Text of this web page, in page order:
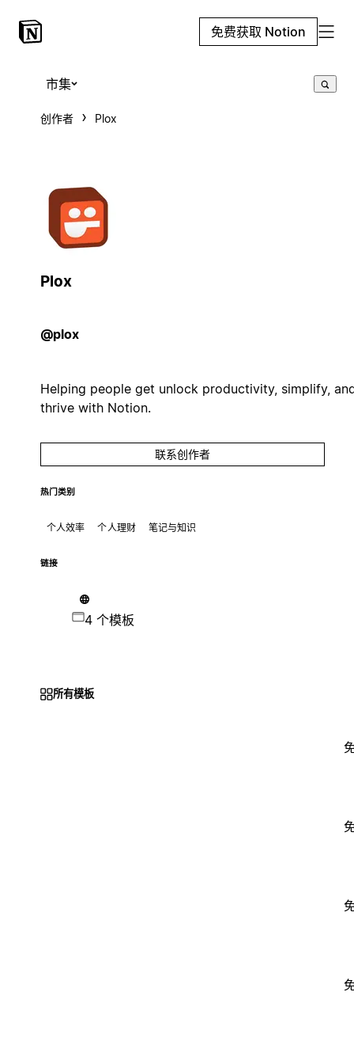
免费获取 Notion
市集
创作者 Plox
Plox
@plox
Helping people get unlock productivity, simplify,
thrive with Notion.
联系创作者
热门类别
个人效率 个人理财 笔记与知识
链接
4 个模板
所有模板